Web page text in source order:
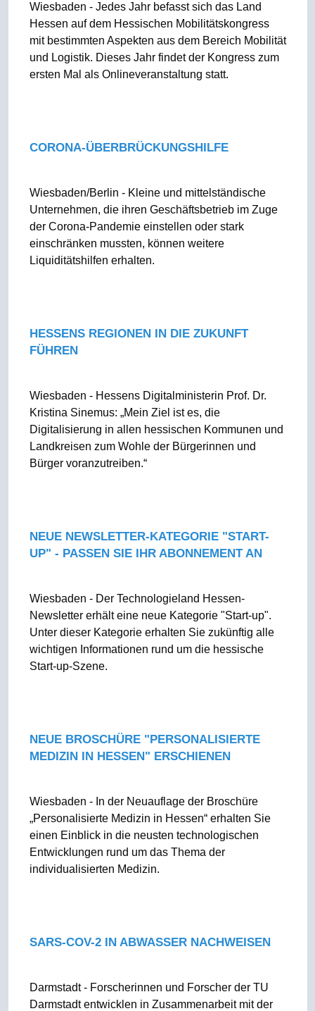
Wiesbaden - Jedes Jahr befasst sich das Land
Hessen auf dem Hessischen Mobilitätskongress
mit bestimmten Aspekten aus dem Bereich Mobilität
und Logistik. Dieses Jahr findet der Kongress zum
ersten Mal als Onlineveranstaltung statt.
CORONA-ÜBERBRÜCKUNGSHILFE
Wiesbaden/Berlin - Kleine und mittelständische
Unternehmen, die ihren Geschäftsbetrieb im Zuge
der Corona-Pandemie einstellen oder stark
einschränken mussten, können weitere
Liquiditätshilfen erhalten.
HESSENS REGIONEN IN DIE ZUKUNFT
FÜHREN
Wiesbaden - Hessens Digitalministerin Prof. Dr.
Kristina Sinemus: „Mein Ziel ist es, die
Digitalisierung in allen hessischen Kommunen und
Landkreisen zum Wohle der Bürgerinnen und
Bürger voranzutreiben.“
NEUE NEWSLETTER-KATEGORIE "START-
UP" - PASSEN SIE IHR ABONNEMENT AN
Wiesbaden - Der Technologieland Hessen-
Newsletter erhält eine neue Kategorie "Start-up".
Unter dieser Kategorie erhalten Sie zukünftig alle
wichtigen Informationen rund um die hessische
Start-up-Szene.
NEUE BROSCHÜRE "PERSONALISIERTE
MEDIZIN IN HESSEN" ERSCHIENEN
Wiesbaden - In der Neuauflage der Broschüre
„Personalisierte Medizin in Hessen“ erhalten Sie
einen Einblick in die neusten technologischen
Entwicklungen rund um das Thema der
individualisierten Medizin.
SARS-COV-2 IN ABWASSER NACHWEISEN
Darmstadt - Forscherinnen und Forscher der TU
Darmstadt entwicklen in Zusammenarbeit mit der